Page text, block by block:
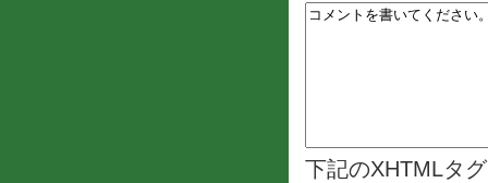
下記のXHTMLタ